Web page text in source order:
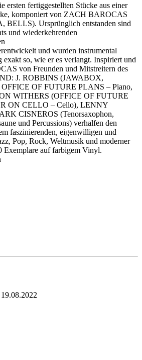
ersten fertiggestellten Stücke aus einer
komponiert von ZACH BAROCAS
Ursprünglich entstanden sind
und wiederkehrenden
und wurden instrumental
exakt so, wie er es verlangt. Inspiriert und
von Freunden und Mitstreitern des
J. ROBBINS (JAWABOX,
OF FUTURE PLANS – Piano,
WITHERS (OFFICE OF FUTURE
ON CELLO – Cello), LENNY
CISNEROS (Tenorsaxophon,
und Percussions) verhalfen den
faszinierenden, eigenwilligen und
Pop, Rock, Weltmusik und moderner
auf farbigem Vinyl.
19.08.2022